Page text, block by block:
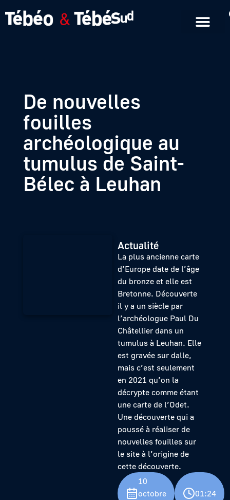
De nouvelles
fouilles
archéologique au
tumulus de Saint-
Bélec à Leuhan
Actualité
La plus ancienne carte
d’Europe date de l’âge
du bronze et elle est
Bretonne. Découverte
il y a un siècle par
l’archéologue Paul Du
Châtellier dans un
tumulus à Leuhan. Elle
est gravée sur dalle,
mais c’est seulement
en 2021 qu’on la
décrypte comme étant
une carte de l’Odet.
Une découverte qui a
poussé à réaliser de
nouvelles fouilles sur
le site à l’origine de
cette découverte.
10
octobre
01:24